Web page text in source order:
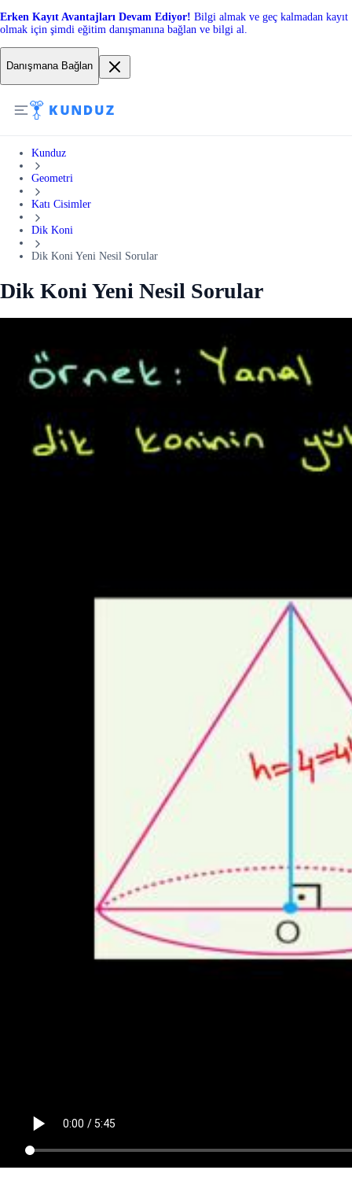
Erken Kayıt Avantajları Devam Ediyor! Bilgi almak ve geç kalmadan kayıt
olmak için şimdi eğitim danışmanına bağlan ve bilgi al.
Danışmana Bağlan
Kunduz
Geometri
Katı Cisimler
Dik Koni
Dik Koni Yeni Nesil Sorular
Dik Koni Yeni Nesil Sorular